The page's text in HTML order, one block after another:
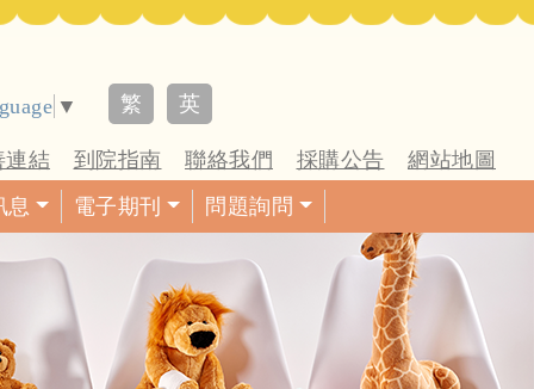
▼ 繁 英
連結 到院指南 聯絡我們 採購公告
網站地圖
息
電子期刊 問題詢問